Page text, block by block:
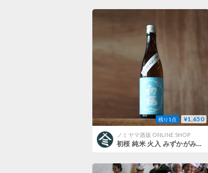
残り1点 ¥1,650
ノミヤマ酒販 ONLINE SHOP
初桜 純米 火入 みずかがみ 720ml